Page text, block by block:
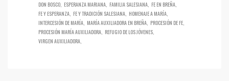
DON BOSCO ESPERANZA MARIANA FAMILIA SALESIANA FE EN BREÑA
FE Y ESPERANZA FE Y TRADICIÓN SALESIANA HOMENAJE A MARÍA
INTERCESIÓN DE MARÍA MARÍA AUXILIADORA EN BREÑA PROCESIÓN DE FE
PROCESIÓN MARÍA AUXILIADORA REFUGIO DE LOS JÓVENES
VIRGEN AUXILIADORA